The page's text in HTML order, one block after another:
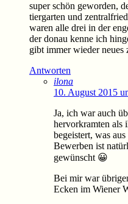
super schön geworden,
tiergarten und
waren alle drei in der
der donau kenne ich
gibt immer wieder neues
Antworten
ilona
10. August 2015
Ja, ich war auch
hervorkramten als
begeistert, was
Bewerben ist
gewünscht 😀
Bei mir war
Ecken im Wiener